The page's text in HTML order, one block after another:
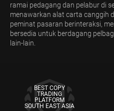
ramai pedagang dan pelabur di
menawarkan alat carta canggih
peminat pasaran berinteraksi,
bersedia untuk berdagang
lain-lain.
BEST COPY
TRADING
PLATFORM
SOUTH EAST ASIA